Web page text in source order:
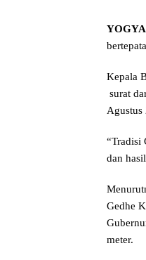
Kepala
surat
Agustus
“Tradisi
dan
Gedhe
meter.